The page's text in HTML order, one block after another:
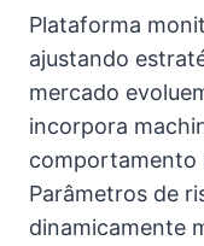
Plataforma
ajustando
mercado
incorpora
comportamento
Parâmetros de
dinamicamente